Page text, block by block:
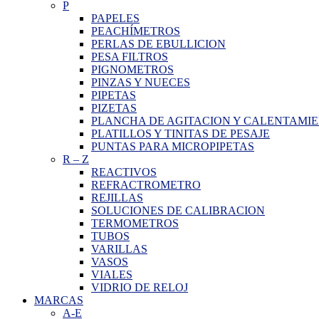
P
PAPELES
PEACHÍMETROS
PERLAS DE EBULLICION
PESA FILTROS
PIGNOMETROS
PINZAS Y NUECES
PIPETAS
PIZETAS
PLANCHA DE AGITACION Y
PLATILLOS Y TINITAS DE PESAJE
PUNTAS PARA MICROPIPETAS
R – Z
REACTIVOS
REFRACTROMETRO
REJILLAS
SOLUCIONES DE CALIBRACION
TERMOMETROS
TUBOS
VARILLAS
VASOS
VIALES
VIDRIO DE RELOJ
MARCAS
A-E